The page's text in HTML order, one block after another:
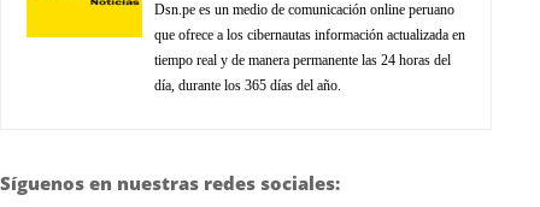
Dsn.pe es un medio de comunicación online peruano
que ofrece a los cibernautas información actualizada en
tiempo real y de manera permanente las 24 horas del
día, durante los 365 días del año.
Síguenos en nuestras redes sociales: